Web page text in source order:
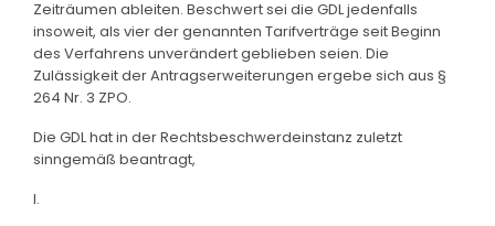
Zeiträumen ableiten. Beschwert sei die GDL jedenfalls
insoweit, als vier der genannten Tarifverträge seit Beginn
des Verfahrens unverändert geblieben seien. Die
Zulässigkeit der Antragserweiterungen ergebe sich aus §
264 Nr. 3 ZPO.
Die GDL hat in der Rechtsbeschwerdeinstanz zuletzt
sinngemäß beantragt,
I.